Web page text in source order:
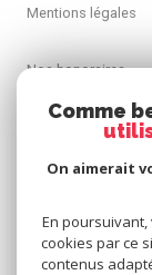
Mentions légales
Nos honoraires
Cookies
Comme
On aimerait
En
cookies par ce
contenus